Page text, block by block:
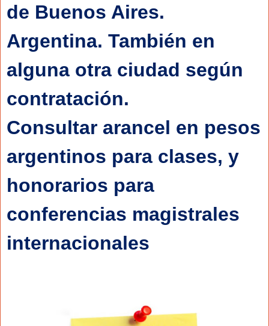
de Buenos Aires.
Argentina. También en
alguna otra ciudad según
contratación.
Consultar arancel en pesos
argentinos para clases, y
honorarios para
conferencias magistrales
internacionales